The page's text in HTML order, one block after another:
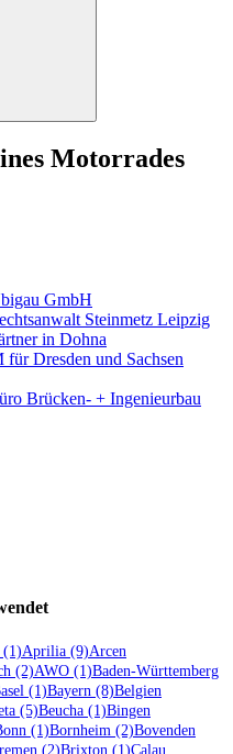
Motorrades
(1)Aprilia (9)Arcen
(2)AWO (1)Baden-Württemberg
(1)Bayern (8)Belgien
(5)Beucha (1)Bingen
(1)Bornheim (2)Bovenden
(2)Brixton (1)Calau